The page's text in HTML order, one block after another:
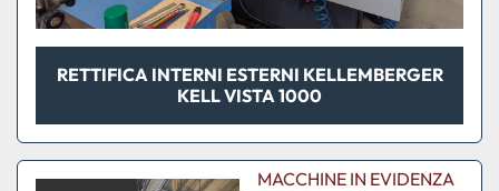
RETTIFICA INTERNI ESTERNI KELLEMBERGER
KELL VISTA 1000
MACCHINE IN EVIDENZA